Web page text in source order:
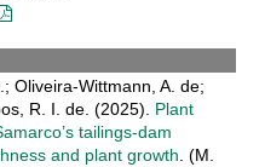
Oliveira-Wittmann, A. de;
R. I. de. (2025). Plant
tailings-dam
and plant growth. (M.